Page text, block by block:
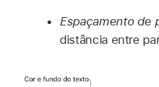
Espaçamento de
distância entre